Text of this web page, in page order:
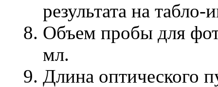
результата на
Объем пробы для
мл.
Длина оптического